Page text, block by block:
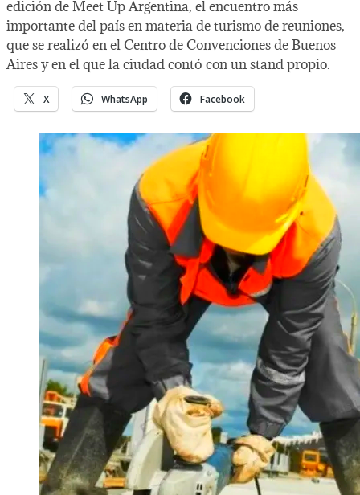
edición de Meet Up Argentina, el encuentro más
importante del país en materia de turismo de reuniones,
que se realizó en el Centro de Convenciones de Buenos
Aires y en el que la ciudad contó con un stand propio.
X WhatsApp Facebook